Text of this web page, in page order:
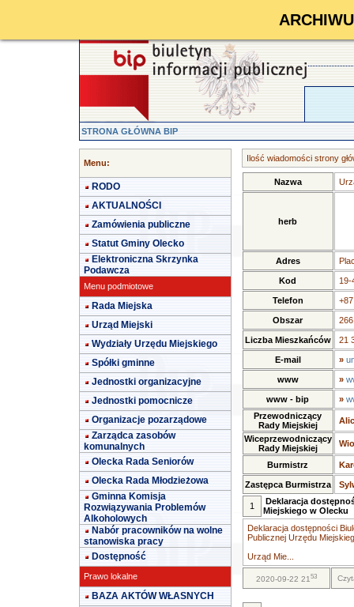
STRONA GŁÓWNA BIP
Menu:
RODO
AKTUALNOŚCI
Zamówienia publiczne
Statut Gminy Olecko
Elektroniczna Skrzynka
Podawcza
Menu podmiotowe
Rada Miejska
Urząd Miejski
Wydziały Urzędu Miejskiego
Spółki gminne
Jednostki organizacyjne
Jednostki pomocnicze
Organizacje pozarządowe
Zarządca zasobów
komunalnych
Olecka Rada Seniorów
Olecka Rada Młodzieżowa
Gminna Komisja
Rozwiązywania Problemów
Alkoholowych
Nabór pracowników na wolne
stanowiska pracy
Dostępność
Prawo lokalne
BAZA AKTÓW WŁASNYCH
Ilość wiadomości strony
Nazwa
herb
Adres
Kod 19-
Telefon
Obszar
Liczba Mieszkańców 21
E-mail »
www »
www - bip »
Przewodniczący
Rady Miejskiej
Wiceprzewodniczący
Rady Miejskiej
Burmistrz
Zastępca Burmistrza
1
Deklaracja
Miejskiego w Olecku
Deklaracja dostępności
Publicznej Urzędu
Urząd Mie...
2020-09-22 2153